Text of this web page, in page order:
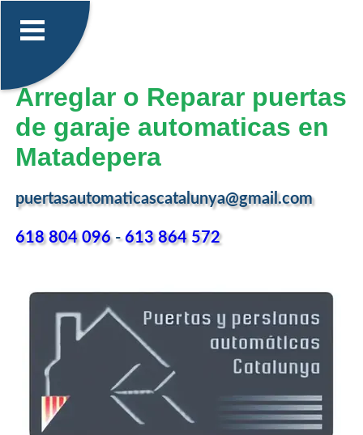
Arreglar o Reparar puertas
de garaje automaticas en
Matadepera
puertasautomaticascatalunya@gmail.com
618 804 096-613 864 572